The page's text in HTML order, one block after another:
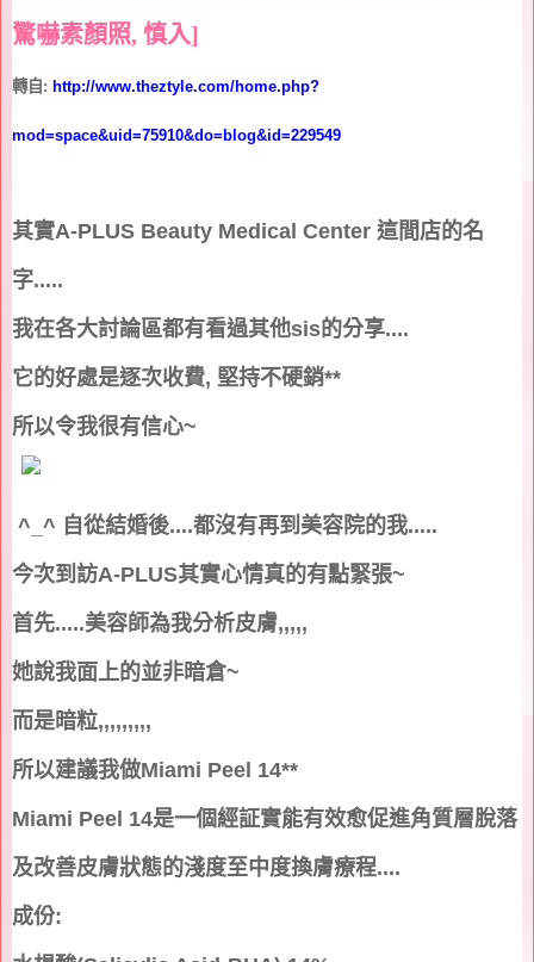
驚嚇素顏照, 慎入]
轉自 : http://www.theztyle.com/home.php?
mod=space&uid=75910&do=blog&id=229549
其實A-PLUS Beauty Medical Center 這間店的名
字.....
我在各大討論區都有看過其他sis的分享....
它的好處是逐次收費, 堅持不硬銷**
所以令我很有信心~
^_^ 自從結婚後....都沒有再到美容院的我.....
今次到訪A-PLUS其實心情真的有點緊張~
首先.....美容師為我分析皮膚,,,,,
她說我面上的並非暗倉~
而是暗粒,,,,,,,,,
所以建議我做Miami Peel 14**
Miami Peel 14是一個經証實能有效愈促進角質層脫落
及改善皮膚狀態的淺度至中度換膚療程....
成份: